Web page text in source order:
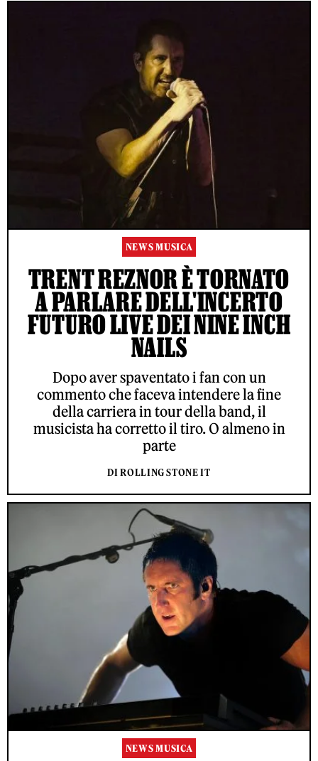
NEWS MUSICA
TRENT REZNOR È TORNATO
A PARLARE DELL'INCERTO
FUTURO LIVE DEI NINE INCH
NAILS
Dopo aver spaventato i fan con un
commento che faceva intendere la fine
della carriera in tour della band, il
musicista ha corretto il tiro. O almeno in
parte
DI ROLLING STONE IT
NEWS MUSICA